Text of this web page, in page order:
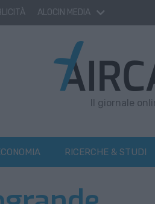
ALOCIN MEDIA
Il giornale
RICERCHE & STUDI